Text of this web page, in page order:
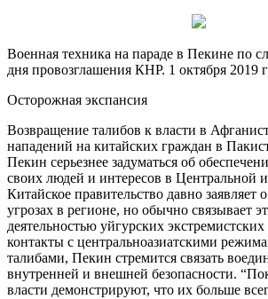
Военная техника на параде в Пекине по
дня провозглашения КНР. 1 октября 2019
Осторожная экспансия
Возвращение талибов к власти в
нападений на китайских граждан в
Пекин серьезнее задуматься об
своих людей и интересов в
Китайское правительство давно заявляет
угрозах в регионе, но обычно связывает
деятельностью уйгурских
контакты с центральноазиатскими
талибами, Пекин стремится связать
внутренней и внешней безопасности.
власти демонстрируют, что их больше